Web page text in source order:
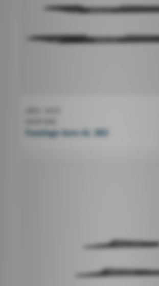
Fuselage Aero AL 3BS